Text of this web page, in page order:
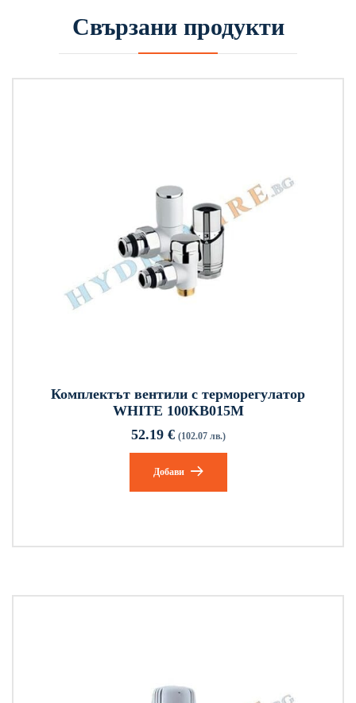
Свързани продукти
Комплектът вентили с терморегулатор
WHITE 100KB015M
52.19 € (102.07 лв.)
Добави